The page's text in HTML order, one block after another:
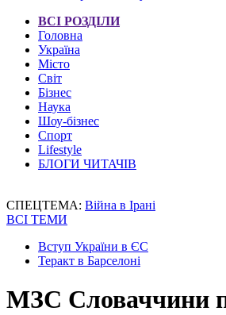
ВСІ РОЗДІЛИ
Головна
Україна
Місто
Світ
Бізнес
Наука
Шоу-бізнес
Спорт
Lifestyle
БЛОГИ ЧИТАЧІВ
СПЕЦТЕМА: Війна в Ірані
ВСІ ТЕМИ
Вступ України в ЄС
Теракт в Барселоні
МЗС Словаччини